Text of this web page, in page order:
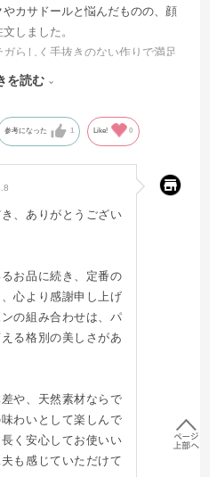
カサドールと悩んだものの、顔
しました。
らしく手抜きのない作りで満足
ュラルよりブリムのかっちり感
いかなと。ただ、クラウンの割
してあるなど進化も感じます。
を読む
参考になった 1 Like! 0
、ありがとうござい
お品に続き、定番の
心より感謝申し上げ
の組み合わせは、パ
る格別の美しさがあ
や、天然素材ならで
わいとして楽しんで
く安心してお使いい
も感じていただけて